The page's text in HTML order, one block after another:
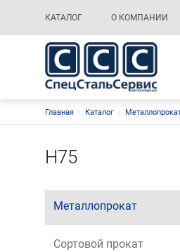
Меню каталога
КАТАЛОГ О КОМПАНИИ
Строка
Главная Каталог
Н75
Металлопрокат
Сортовой прокат